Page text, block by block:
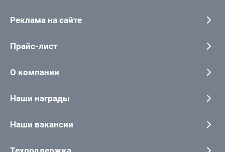
Реклама на сайте
Прайс-лист
О компании
Наши награды
Наши вакансии